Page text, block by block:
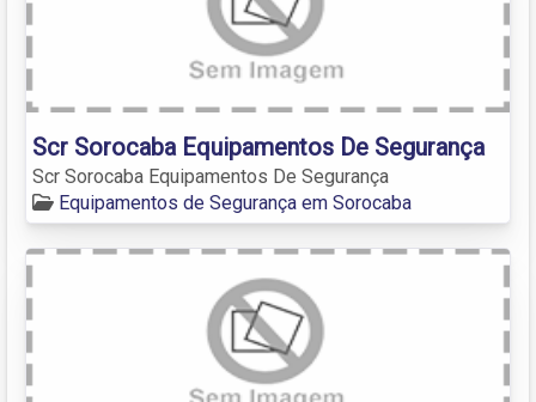
Scr Sorocaba Equipamentos De Segurança
Scr Sorocaba Equipamentos De Segurança
Equipamentos de Segurança em Sorocaba